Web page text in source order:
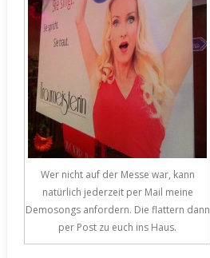
Wer nicht auf der Messe war, kann
natürlich jederzeit per Mail meine
Demosongs anfordern. Die flattern dann
per Post zu euch ins Haus.